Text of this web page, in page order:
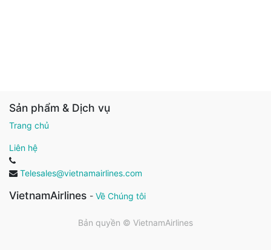
Sản phẩm & Dịch vụ
Trang chủ
Liên hệ
Telesales@vietnamairlines.com
VietnamAirlines - Về Chúng tôi
Bản quyền © VietnamAirlines